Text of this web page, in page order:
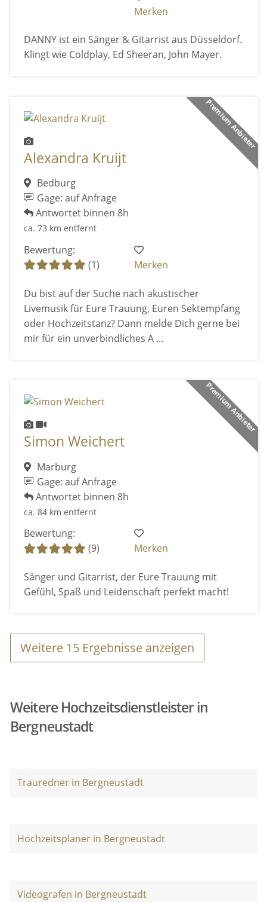
Merken
DANNY ist ein Sänger & Gitarrist aus Düsseldorf.
Klingt wie Coldplay, Ed Sheeran, John Mayer.
Premium Anbieter
Alexandra Kruijt
Bedburg
Gage: auf Anfrage
Antwortet binnen 8h
ca. 73 km entfernt
Bewertung:
(1)
Merken
Du bist auf der Suche nach akustischer
Livemusik für Eure Trauung, Euren Sektempfang
oder Hochzeitstanz? Dann melde Dich gerne bei
mir für ein unverbindliches A ...
Premium Anbieter
Simon Weichert
Marburg
Gage: auf Anfrage
Antwortet binnen 8h
ca. 84 km entfernt
Bewertung:
(9)
Merken
Sänger und Gitarrist, der Eure Trauung mit
Gefühl, Spaß und Leidenschaft perfekt macht!
Weitere 15 Ergebnisse anzeigen
Weitere Hochzeitsdienstleister in
Bergneustadt
Trauredner in Bergneustadt
Hochzeitsplaner in Bergneustadt
Videografen in Bergneustadt